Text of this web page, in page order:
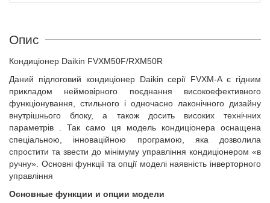
Опис
Кондиціонер Daikin FVXM50F/RXM50R
Даний підлоговий кондиціонер Daikin серії FVXM-A є гідним
прикладом неймовірного поєднання високоефективного
функціонування, стильного і одночасно лаконічного дизайну
внутрішнього блоку, а також досить високих технічних
параметрів . Так само ця модель кондиціонера оснащена
спеціальною, інноваційною програмою, яка дозволила
спростити та звести до мінімуму управління кондиціонером «в
ручну». Основні функції та опції моделі наявність інверторного
управління
Основные функции и опции модели